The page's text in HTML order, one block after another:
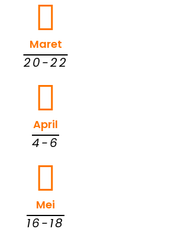
Maret
20-22
April
4-6
Mei
16-18